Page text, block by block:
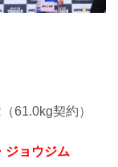
61.0kg契約）
ジョウジム